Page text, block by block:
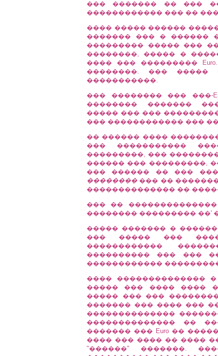
��� ������� �� ���
������������ ��� ��
���� ����� ������
������� ��� � ������
��������� ����� ���
��������, ����� �
���� ��� ���������
��������. ���
�����������.
��� �������� ��� ���-
�������� �������
����� ��� ���
��� ������������ ���
�� ������ ����
��� �����������
���������, ���
������ ��� ���������,
��� ������ �� ���
�������� ��� ��
�������������� ��
��� ��
�������� ��������� ��'
����� ������� �
��� ����� ��� ����
������������
���������� ��� ���
������������
���� ��������������
����� ��� ���� ����
����� ��� ���
������� ��� ���� ���
��������������
�������������� ��
������� ��� Euro ��
���� ��� ���� �� ����
"������" �������.